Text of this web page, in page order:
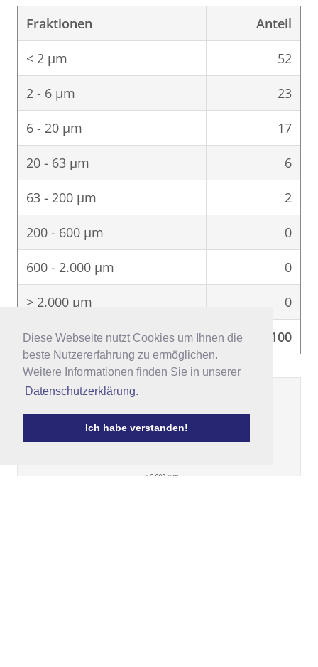
Diese Webseite nutzt Cookies um Ihnen die
beste Nutzererfahrung zu ermöglichen.
Weitere Informationen finden Sie in unserer
Datenschutzerklärung.
Ich habe verstanden!
Diese Webseite nutzt Cookies um Ihnen die
beste Nutzererfahrung zu ermöglichen.
Weitere Informationen finden Sie in unserer
Datenschutzerklärung.
Ich habe verstanden!
Fraktionen Anteil
< 2 μm 52
2 - 6 μm 23
6 - 20 μm 17
20 - 63 μm 6
63 - 200 μm 2
200 - 600 μm 0
600 - 2.000 μm 0
> 2.000 μm 0
Σ 100
Darstellung nach Winkler &
Stein